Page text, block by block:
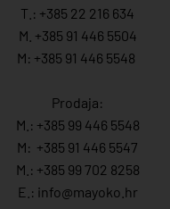
T.: +385 22 216 634
M. +385 91 446 5504
M: +385 91 446 5548
Prodaja:
M.: +385 99 446 5548
M: +385 91 446 5547
M.: +385 99 702 8258
E.: info@mayoko. hr